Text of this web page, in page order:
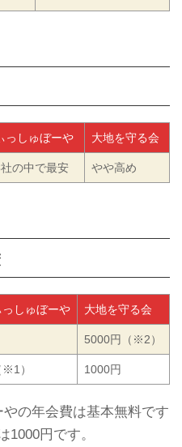
っしゅぼーや 大地を守る会
の中で最安 やや高め
っしゅぼーや 大地を守る会
5000円（※2）
） 1000円
の年会費は基本無料です
1000円です。